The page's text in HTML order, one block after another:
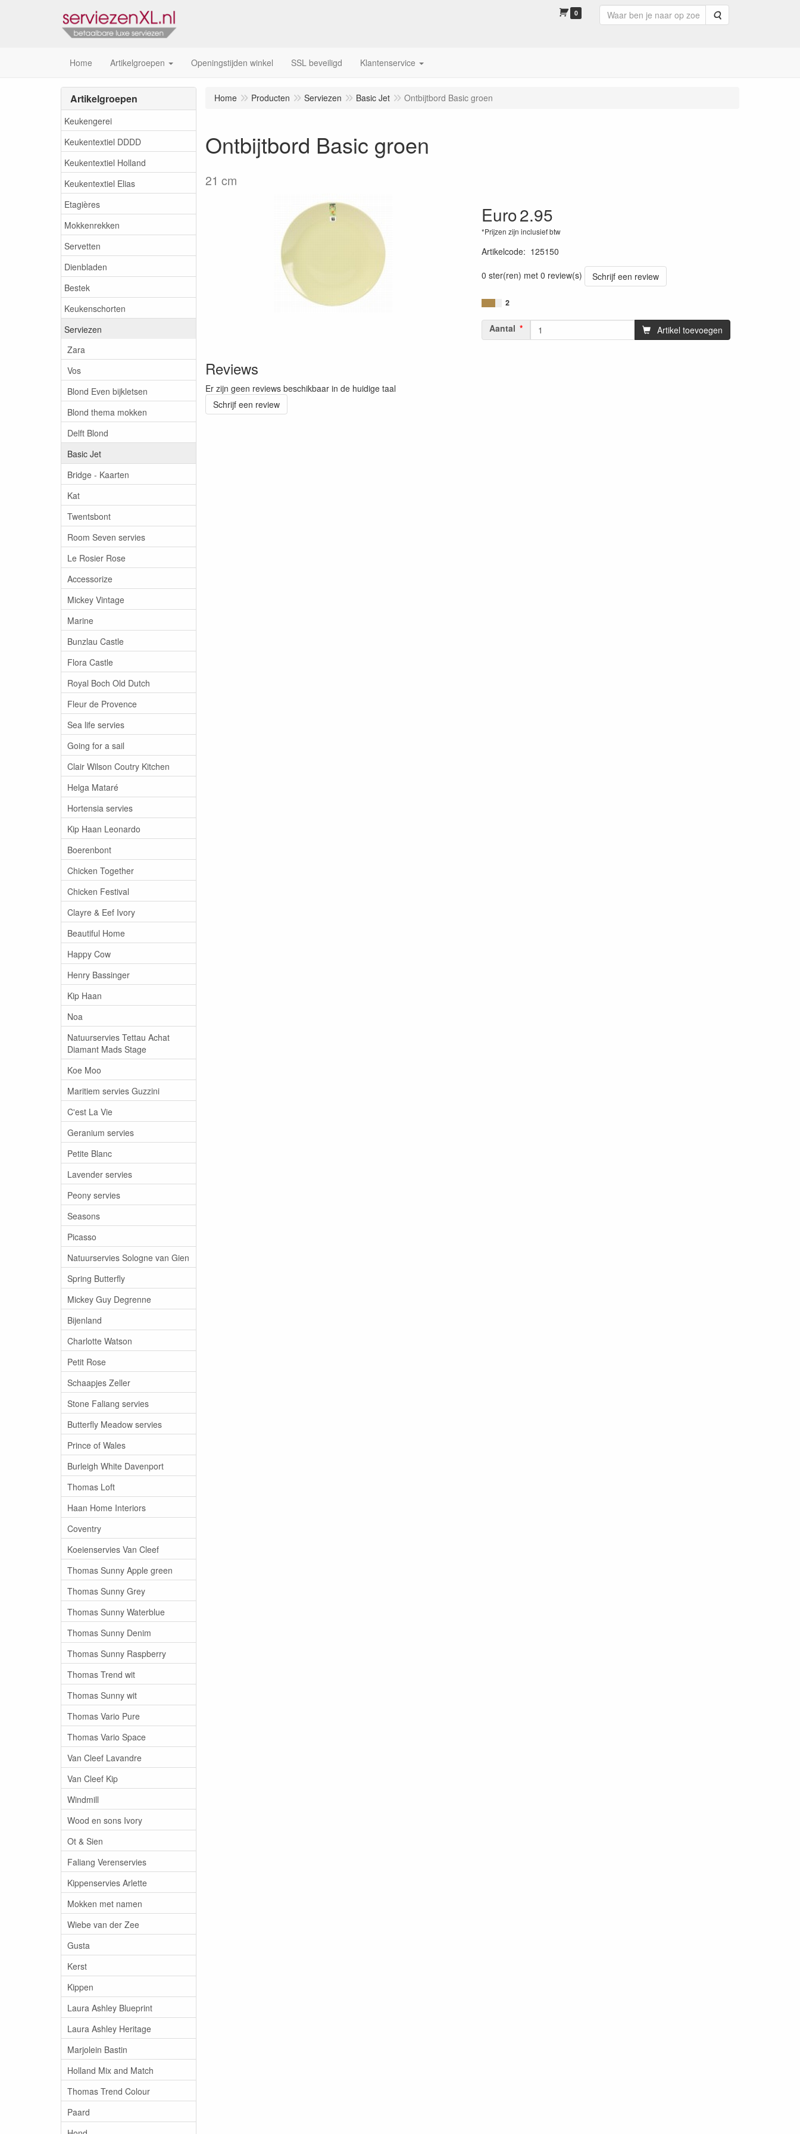
0 Zoeken
Home Artikelgroepen Openingstijden winkel SSL beveiligd Klantenservice
Artikelgroepen
Keukengerei
Keukentextiel DDDD
Keukentextiel Holland
Keukentextiel Elias
Etagières
Mokkenrekken
Servetten
Dienbladen
Bestek
Keukenschorten
Serviezen
Zara
Vos
Blond Even bijkletsen
Blond thema mokken
Delft Blond
Basic Jet
Bridge - Kaarten
Kat
Twentsbont
Room Seven servies
Le Rosier Rose
Accessorize
Mickey Vintage
Marine
Bunzlau Castle
Flora Castle
Royal Boch Old Dutch
Fleur de Provence
Sea life servies
Going for a sail
Clair Wilson Coutry Kitchen
Helga Mataré
Hortensia servies
Kip Haan Leonardo
Boerenbont
Chicken Together
Chicken Festival
Clayre & Eef Ivory
Beautiful Home
Happy Cow
Henry Bassinger
Kip Haan
Noa
Natuurservies Tettau Achat
Diamant Mads Stage
Koe Moo
Maritiem servies Guzzini
C'est La Vie
Geranium servies
Petite Blanc
Lavender servies
Peony servies
Seasons
Picasso
Natuurservies Sologne van Gien
Spring Butterfly
Mickey Guy Degrenne
Bijenland
Charlotte Watson
Petit Rose
Schaapjes Zeller
Stone Faliang servies
Butterfly Meadow servies
Prince of Wales
Burleigh White Davenport
Thomas Loft
Haan Home Interiors
Coventry
Koeienservies Van Cleef
Thomas Sunny Apple green
Thomas Sunny Grey
Thomas Sunny Waterblue
Thomas Sunny Denim
Thomas Sunny Raspberry
Thomas Trend wit
Thomas Sunny wit
Thomas Vario Pure
Thomas Vario Space
Van Cleef Lavandre
Van Cleef Kip
Windmill
Wood en sons Ivory
Ot & Sien
Faliang Verenservies
Kippenservies Arlette
Mokken met namen
Wiebe van der Zee
Gusta
Kerst
Kippen
Laura Ashley Blueprint
Laura Ashley Heritage
Marjolein Bastin
Holland Mix and Match
Thomas Trend Colour
Paard
Home Producten Serviezen Basic Jet Ontbijtbord Basic groen
Ontbijtbord Basic groen
21 cm
Euro2.95
*Prijzen zijn inclusief btw
Artikelcode: 125150
0 ster(ren) met 0 review(s)
Schrijf een review
2
Aantal Artikel toevoegen
Reviews
Er zijn geen reviews beschikbaar in de huidige taal
Schrijf een review